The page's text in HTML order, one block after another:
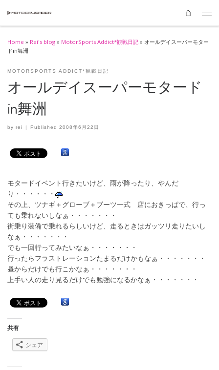
Skip to content
Home » Rei's blog » MotorSports Addict*観戦日記 » オールデイスーパーモター
ドin舞洲
MOTORSPORTS ADDICT*観戦日記
オールデイスーパーモタード
in舞洲
by rei Published2008年6月22日
モタードイベント行きたいけど、雨が降ったり、やんだ
り・・・・・・
その上、ツナギ＋グローブ＋ブーツ一式 店におきっぱで、行っ
ても乗れないしなぁ・・・・・・・
街乗り装備で乗れるらしいけど、走るときはガッツリ走りたいし
なぁ・・・・・・・
でも一回行ってみたいなぁ・・・・・・・
行ったらフラストレーションたまるだけかもなぁ・・・・・・・
昼からだけでも行こかなぁ・・・・・・・
上手い人の走り見るだけでも勉強になるかなぁ・・・・・・・
共有
シェア